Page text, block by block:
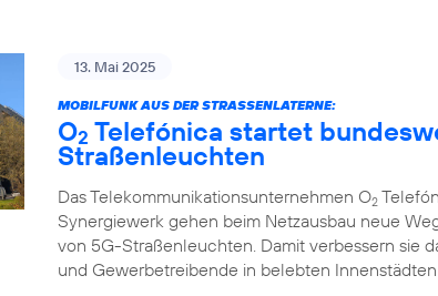
13. Mai 2025
MOBILFUNK AUS DER STRASSENLATERNE:
O2 Telefónica startet
Straßenleuchten
Das Telekommunikationsunternehmen O2
Synergiewerk gehen beim Netzausbau neue
von 5G-Straßenleuchten. Damit verbessern sie
und Gewerbetreibende in belebten